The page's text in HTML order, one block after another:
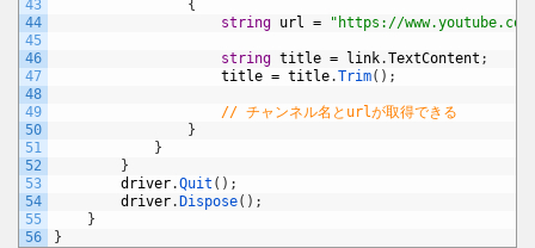
43
44
45
46
47
48
49
50
51
52
53
54
55
56
{
string url = "https://
string title = link.TextContent ;
title = title.Trim( ) ;
// チャンネル名とurlが取得できる
}
}
}
driver.Quit ( ) ;
driver. Dispose( ) ;
}
}